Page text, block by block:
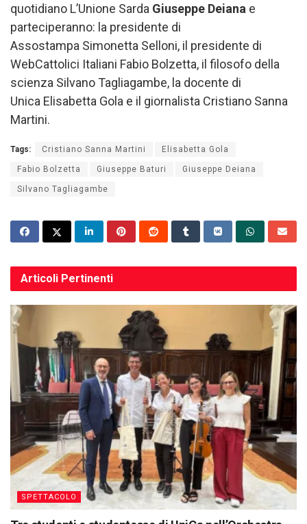
quotidiano L’Unione Sarda Giuseppe Deiana e
parteciperanno: la presidente di
Assostampa Simonetta Selloni, il presidente di
WebCattolici Italiani Fabio Bolzetta, il filosofo della
scienza Silvano Tagliagambe, la docente di
Unica Elisabetta Gola e il giornalista Cristiano Sanna
Martini.
Tags: Cristiano Sanna Martini Elisabetta Gola
Fabio Bolzetta Giuseppe Baturi Giuseppe Deiana
Silvano Tagliagambe
Articoli Pertinenti
SPETTACOLO